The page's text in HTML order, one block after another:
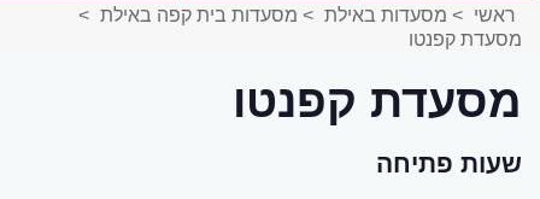
ראשי > מסעדות באילת > מסעדות בית קפה באילת >
מסעדת קפנטו
מסעדת קפנטו
שעות פתיחה